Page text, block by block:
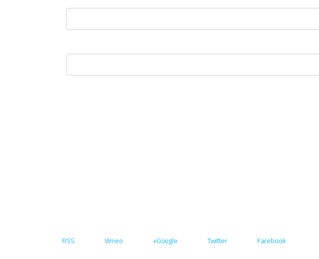
Facebook
Twitter
Google+
Vimeo
RSS